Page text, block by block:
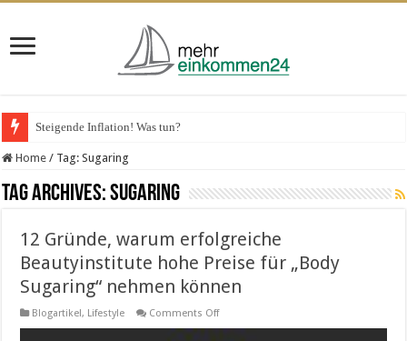
Steigende Inflation! Was tun?
Home / Tag:Sugaring
Tag Archives:Sugaring
12 Gründe, warum erfolgreiche
Beautyinstitute hohe Preise für „Body
Sugaring“ nehmen können
Blogartikel, Lifestyle Comments Offon